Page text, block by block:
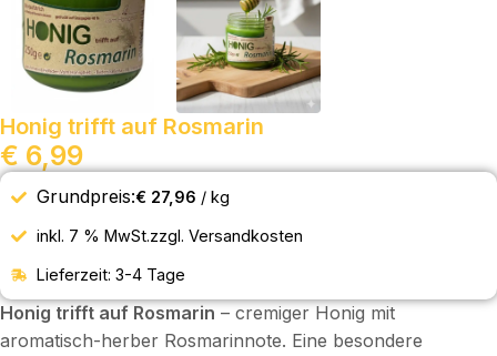
Honig trifft auf Rosmarin
€ 6,99
Grundpreis:€ 27,96 / kg
inkl. 7 % MwSt.zzgl. Versandkosten
Lieferzeit: 3-4 Tage
Honig trifft auf Rosmarin – cremiger Honig mit
aromatisch-herber Rosmarinnote. Eine besondere